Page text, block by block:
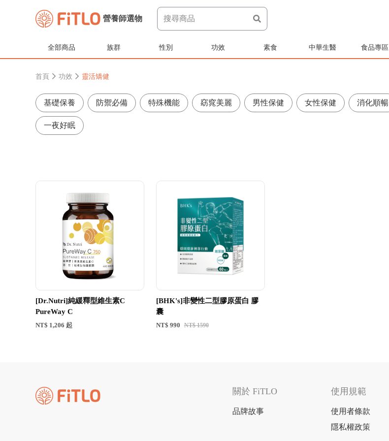
營養師選物 搜尋商品
全部商品 族群 性別 功效 素食 中華生醫 食品專區
首頁 功效 靈活矯健
基礎保養 防禦必備 特殊機能 窈窕美麗 男性保健 女性保健 消化順暢
一夜好眠
[Dr.Nutri]純緩釋型維生素C
PureWay C
NT$ 1,206 起
[BHK's]非變性二型膠原蛋白 膠
囊
NT$ 990 NT$ 1590
關於 FiTLO
品牌故事
使用規範
使用者條款
隱私權政策